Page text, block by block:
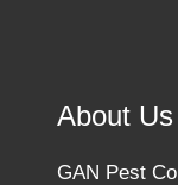
About Us
GAN Pest